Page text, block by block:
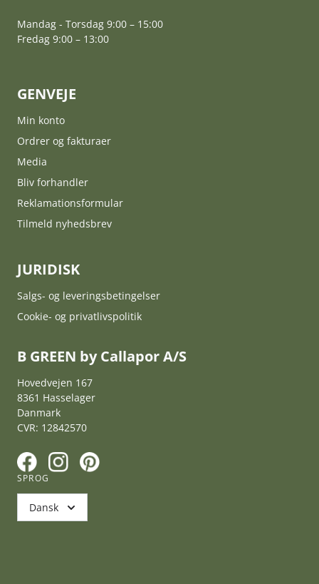
Mandag - Torsdag 9:00 – 15:00
Fredag 9:00 – 13:00
GENVEJE
Min konto
Ordrer og fakturaer
Media
Bliv forhandler
Reklamationsformular
Tilmeld nyhedsbrev
JURIDISK
Salgs- og leveringsbetingelser
Cookie- og privatlivspolitik
B GREEN by Callapor A/S
Hovedvejen 167
8361 Hasselager
Danmark
CVR: 12842570
F I P
SPROG
Dansk